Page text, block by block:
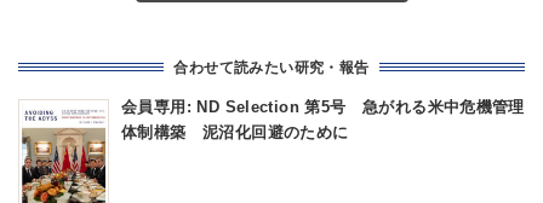
合わせて読みたい研究・報告
会員専用: ND Selection 第5号 急がれる米中危機管理
体制構築 泥沼化回避のために